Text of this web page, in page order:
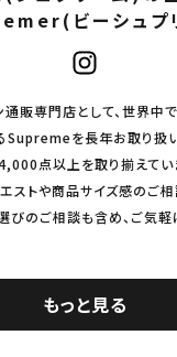
ビーシュプ
販専門店として、世界中
Supremeを長年お取り扱い
点以上を取り揃えてい
ストや商品サイズ感のご相
びのご相談も含め、ご気
もっと見る